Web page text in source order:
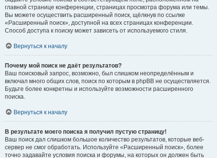
главной странице конференции, страницах просмотра форума или темы.
Вы можете осуществить расширенный поиск, щёлкнув по ссылке
«Расширенный поиск», доступной на всех страницах конференции.
Способ доступа к поиску может зависеть от используемого стиля.
Вернуться к началу
Почему мой поиск не даёт результатов?
Ваш поисковый запрос, возможно, был слишком неопределённым и
включал много общих слов, поиск по которым в phpBB не осуществляется.
Будьте более конкретны и используйте возможности расширенного
поиска.
Вернуться к началу
В результате моего поиска я получил пустую страницу!
Ваш поиск дал слишком большое количество результатов, которые веб-
сервер не смог обработать. Используйте «Расширенный поиск», более
точно задавайте условия поиска и форумы, на которых он должен быть